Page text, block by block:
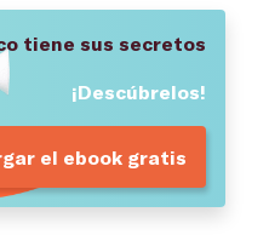
tiene sus secretos
¡Descúbrelos!
el ebook gratis